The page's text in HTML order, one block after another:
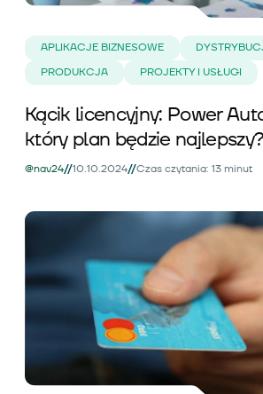
APLIKACJE BIZNESOWE
PRODUKCJA
PROJEKTY I USŁUGI
Kącik licencyjny: Power
który plan będzie najlepszy?
@nav24//10.10.2024//Czas czytania: 13 minut